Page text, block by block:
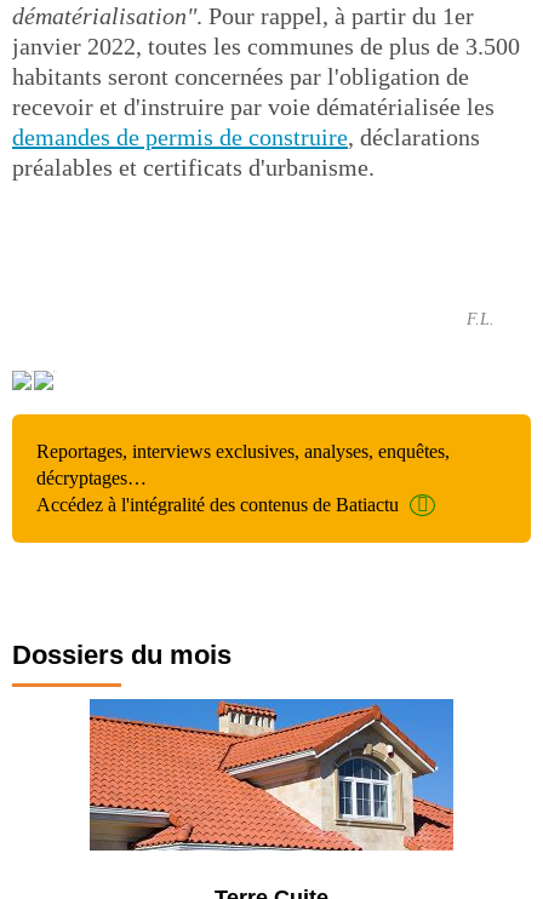
dématérialisation". Pour rappel, à partir du 1er
janvier 2022, toutes les communes de plus de 3.500
habitants seront concernées par l'obligation de
recevoir et d'instruire par voie dématérialisée les
demandes de permis de construire, déclarations
préalables et certificats d'urbanisme.
F.L.
Reportages, interviews exclusives, analyses, enquêtes,
décryptages…
Accédez à l'intégralité des contenus de Batiactu
Dossiers du mois